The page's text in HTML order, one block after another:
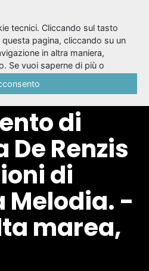
/ di
di
Renzis
di
Melodia. -
marea,
tecnici. Cliccando sul tasto
pagina, cliccando su un
in altra maniera,
Se vuoi saperne di più o